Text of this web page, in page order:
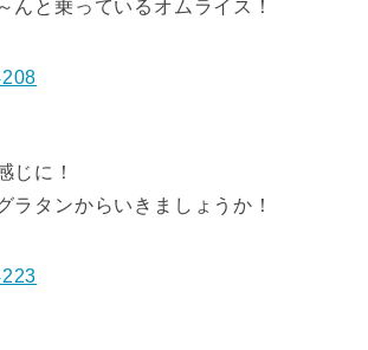
んと乗っているオムライス！
じに！
ラタンからいきましょうか！